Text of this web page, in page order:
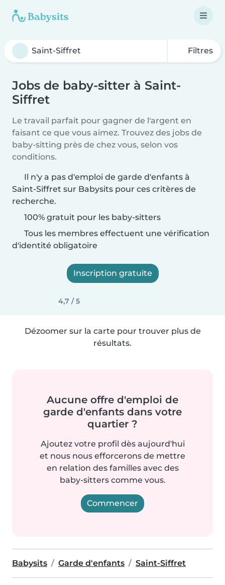
Filtres
Jobs de baby-sitter à Saint-
Siffret
Le travail parfait pour gagner de l'argent en
faisant ce que vous aimez. Trouvez des jobs de
baby-sitting près de chez vous, selon vos
conditions.
Il n'y a pas d'emploi de garde d'enfants à
Saint-Siffret sur Babysits pour ces critères de
recherche.
100% gratuit pour les baby-sitters
Tous les membres effectuent une vérification
d'identité obligatoire
Inscription gratuite
4,7 / 5
Dézoomer sur la carte pour trouver plus de
résultats.
Aucune offre d'emploi de
garde d'enfants dans votre
quartier ?
Ajoutez votre profil dès aujourd'hui
et nous nous efforcerons de mettre
en relation des familles avec des
baby-sitters comme vous.
Commencer
Babysits Garde d'enfants Saint-Siffret